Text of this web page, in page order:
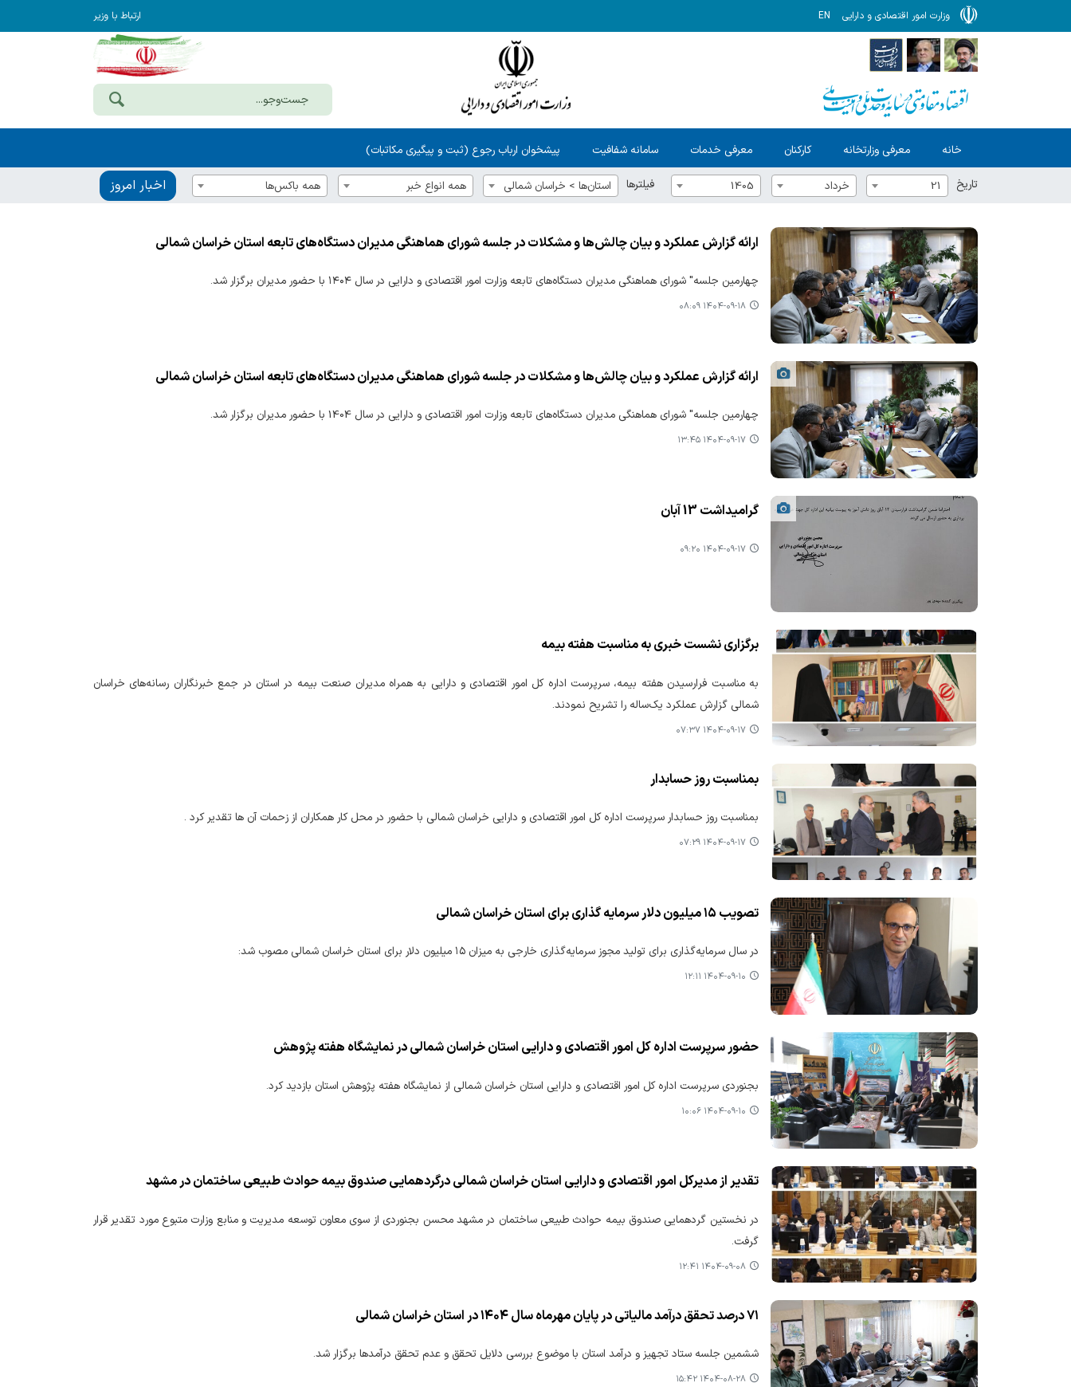
وزارت امور اقتصادی و دارایی EN ارتباط با وزیر
خانه معرفی وزارتخانه کارکنان معرفی خدمات سامانه شفافیت پیشخوان ارباب رجوع (ثبت و پیگیری مکاتبات)
تاریخ 21 خرداد 1405 فیلترها استان‌ها > خراسان شمالي همه انواع خبر همه باکس‌ها اخبار امروز
ارائه گزارش عملکرد و بیان چالش‌ها و مشکلات در جلسه شورای هماهنگی مدیران دستگاه‌های تابعه استان خراسان شمالی
چهارمین جلسه" شورای هماهنگی مدیران دستگاه‌های تابعه وزارت امور اقتصادی و دارایی در سال ۱۴۰۴ با حضور مدیران برگزار شد.
۱۴۰۴-۰۹-۱۸ ۰۸:۰۹
ارائه گزارش عملکرد و بیان چالش‌ها و مشکلات در جلسه شورای هماهنگی مدیران دستگاه‌های تابعه استان خراسان شمالی
چهارمین جلسه" شورای هماهنگی مدیران دستگاه‌های تابعه وزارت امور اقتصادی و دارایی در سال 1404 با حضور مدیران برگزار شد.
۱۴۰۴-۰۹-۱۷ ۱۳:۴۵
گرامیداشت 13 آبان
۱۴۰۴-۰۹-۱۷ ۰۹:۲۰
برگزاری نشست خبری به مناسبت هفته بیمه
به مناسبت فرارسیدن هفته بیمه، سرپرست اداره کل امور اقتصادی و دارایی به همراه مدیران صنعت بیمه در استان در جمع خبرنگاران رسانه‌های خراسان
شمالی گزارش عملکرد یک‌ساله را تشریح نمودند.
۱۴۰۴-۰۹-۱۷ ۰۷:۳۷
بمناسبت روز حسابدار
بمناسبت روز حسابدار سرپرست اداره کل امور اقتصادی و دارایی خراسان شمالی با حضور در محل کار همکاران از زحمات آن ها تقدیر کرد .
۱۴۰۴-۰۹-۱۷ ۰۷:۲۹
تصویب ۱۵ میلیون دلار سرمایه گذاری برای استان خراسان شمالی
در سال سرمایه‌گذاری برای تولید مجوز سرمایه‌گذاری خارجی به میزان ۱۵ میلیون دلار برای استان خراسان شمالی مصوب شد:
۱۴۰۴-۰۹-۱۰ ۱۲:۱۱
حضور سرپرست اداره کل امور اقتصادی و دارایی استان خراسان شمالی در نمایشگاه هفته پژوهش
بجنوردی سرپرست اداره کل امور اقتصادی و دارایی استان خراسان شمالی از نمایشگاه هفته پژوهش استان بازدید کرد.
۱۴۰۴-۰۹-۱۰ ۱۰:۰۶
تقدیر از مدیرکل امور اقتصادی و دارایی استان خراسان شمالی درگردهمایی صندوق بیمه حوادث طبیعی ساختمان در مشهد
در نخستین گردهمایی صندوق بیمه حوادث طبیعی ساختمان در مشهد محسن بجنوردی از سوی معاون توسعه مدیریت و منابع وزارت متبوع مورد تقدیر قرار
گرفت.
۱۴۰۴-۰۹-۰۸ ۱۲:۴۱
۷۱ درصد تحقق درآمد مالیاتی در پایان مهرماه سال ۱۴۰۴ در استان خراسان شمالی
ششمین جلسه ستاد تجهیز و درآمد استان با موضوع بررسی دلایل تحقق و عدم تحقق درآمدها برگزار شد.
۱۴۰۴-۰۸-۲۸ ۱۵:۴۲